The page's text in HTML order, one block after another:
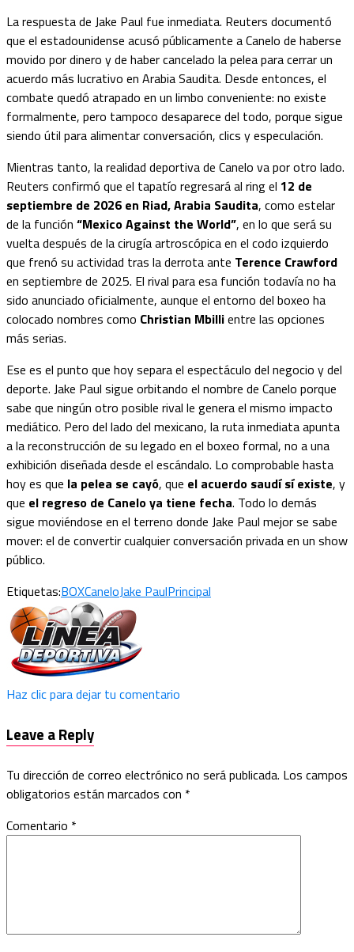
La respuesta de Jake Paul fue inmediata. Reuters documentó
que el estadounidense acusó públicamente a Canelo de haberse
movido por dinero y de haber cancelado la pelea para cerrar un
acuerdo más lucrativo en Arabia Saudita. Desde entonces, el
combate quedó atrapado en un limbo conveniente: no existe
formalmente, pero tampoco desaparece del todo, porque sigue
siendo útil para alimentar conversación, clics y especulación.
Mientras tanto, la realidad deportiva de Canelo va por otro lado.
Reuters confirmó que el tapatío regresará al ring el 12 de
septiembre de 2026 en Riad, Arabia Saudita, como estelar
de la función “Mexico Against the World”, en lo que será su
vuelta después de la cirugía artroscópica en el codo izquierdo
que frenó su actividad tras la derrota ante Terence Crawford
en septiembre de 2025. El rival para esa función todavía no ha
sido anunciado oficialmente, aunque el entorno del boxeo ha
colocado nombres como Christian Mbillientre las opciones
más serias.
Ese es el punto que hoy separa el espectáculo del negocio y del
deporte. Jake Paul sigue orbitando el nombre de Canelo porque
sabe que ningún otro posible rival le genera el mismo impacto
mediático. Pero del lado del mexicano, la ruta inmediata apunta
a la reconstrucción de su legado en el boxeo formal, no a una
exhibición diseñada desde el escándalo. Lo comprobable hasta
hoy es que la pelea se cayó, que el acuerdo saudí sí existe, y
que el regreso de Canelo ya tiene fecha. Todo lo demás
sigue moviéndose en el terreno donde Jake Paul mejor se sabe
mover: el de convertir cualquier conversación privada en un show
público.
Etiquetas:BOXCaneloJake PaulPrincipal
Haz clic para dejar tu comentario
Leave a Reply
Tu dirección de correo electrónico no será publicada. Los campos
obligatorios están marcados con *
Comentario *